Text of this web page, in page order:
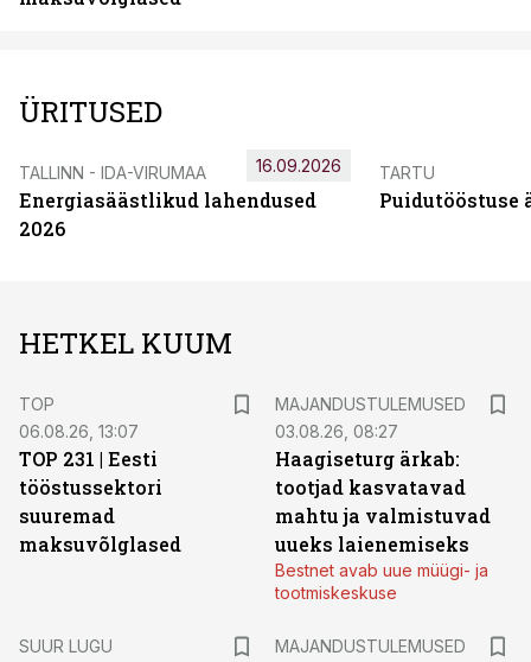
ÜRITUSED
TALLINN - IDA-VIRUMAA
Energiasäästlikud lahendused
2026
16.09.2026 TARTU
Puidutööstuse
HETKEL KUUM
TOP
06.08.26, 13:07
TOP 231 | Eesti
tööstussektori
suuremad
maksuvõlglased
MAJANDUSTULEMUSED
03.08.26, 08:27
Haagiseturg ärkab:
tootjad kasvatavad
mahtu ja valmistuvad
uueks laienemiseks
Bestnet avab uue müügi- ja
tootmiskeskuse
SUUR LUGU
MAJANDUSTULEMUSED